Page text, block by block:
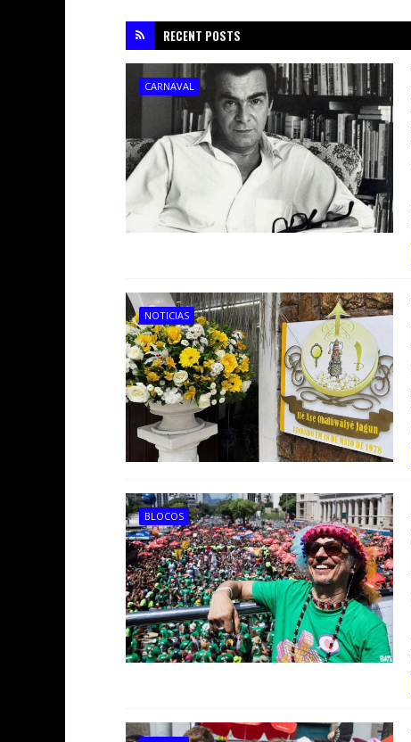
RECENT POSTS
CARNAVAL
NOTICIAS
BLOCOS